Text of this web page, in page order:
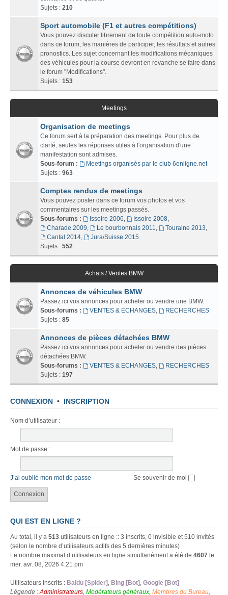
Sujets : 210
Sport automobile (F1 et autres compétitions)
Vous pouvez discuter librement de toute compétition auto-moto
dans ce forum, les manières de participer, les résultats et autres
pronostics. Les sujet concernant les modifications mécaniques
des véhicules pour la course devront en revanche se faire dans
le forum "Modifications".
Sujets : 153
Meetings
Organisation de meetings
Ce forum sert à la préparation des meetings. Pour plus de
clarté, seules les réponses utiles à l'organisation d'une
manifestation sont admises.
Sous-forum :
Meetings organisés par le club 6enligne.net
Sujets : 963
Comptes rendus de meetings
Vous pouvez poster dans ce forum vos photos et vos
commentaires sur les meetings passés.
Sous-forums :
Issoire 2006, Issoire 2008,
Charade 2009, Le bourbonnais 2011, Touraine 2013,
Cantal 2014,
Jura/Suisse 2015
Sujets : 552
Achats / Ventes BMW
Annonces de véhicules BMW
Passez ici vos annonces pour acheter ou vendre une BMW.
Sous-forums :
VENTES & ECHANGES,
RECHERCHES
Sujets : 85
Annonces de pièces détachées BMW
Passez ici vos annonces pour acheter ou vendre des pièces
détachées BMW.
Sous-forums :
VENTES & ECHANGES,
RECHERCHES
Sujets : 197
CONNEXION • INSCRIPTION
Nom d’utilisateur :
Mot de passe :
J’ai oublié mon mot de passe Se souvenir de moi
QUI EST EN LIGNE ?
Au total, il y a 513 utilisateurs en ligne :: 3 inscrits, 0 invisible et 510 invités
(selon le nombre d’utilisateurs actifs des 5 dernières minutes)
Le nombre maximal d’utilisateurs en ligne simultanément a été de 4607 le
mer. avr. 08, 2026 4:21 pm
Utilisateurs inscrits : Baidu [Spider], Bing [Bot], Google [Bot]
Légende :Administrateurs, Modérateurs généraux, Membres du Bureau,